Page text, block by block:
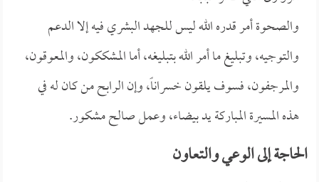
والصحوة أمر قدره الله ليس للجهد البشري فيه إلا الدعم
والتوجيه، وتبليغ ما أمر الله بتبليغه، أما المشككون، والمعوقون،
والمرجفون، فسوف يلقون خسراناً، وإن الرابح من كان له في
هذه المسيرة المباركة يد بيضاء، وعمل صالح مشكور.
الحاجة إلى الوعي والتعاون